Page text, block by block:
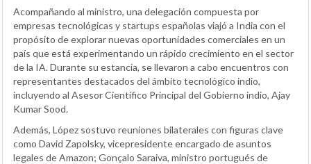
Acompañando al ministro, una delegación compuesta por
empresas tecnológicas y startups españolas viajó a India con el
propósito de explorar nuevas oportunidades comerciales en un
país que está experimentando un rápido crecimiento en el sector
de la IA. Durante su estancia, se llevaron a cabo encuentros con
representantes destacados del ámbito tecnológico indio,
incluyendo al Asesor Científico Principal del Gobierno indio, Ajay
Kumar Sood.
Además, López sostuvo reuniones bilaterales con figuras clave
como David Zapolsky, vicepresidente encargado de asuntos
legales de Amazon; Gonçalo Saraiva, ministro portugués de